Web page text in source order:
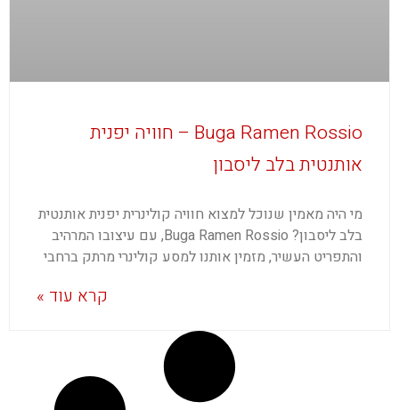
Buga Ramen Rossio – חוויה יפנית
אותנטית בלב ליסבון
מי היה מאמין שנוכל למצוא חוויה קולינרית יפנית אותנטית
בלב ליסבון? Buga Ramen Rossio, עם עיצובו המרהיב
והתפריט העשיר, מזמין אותנו למסע קולינרי מרתק ברחבי
קרא עוד »